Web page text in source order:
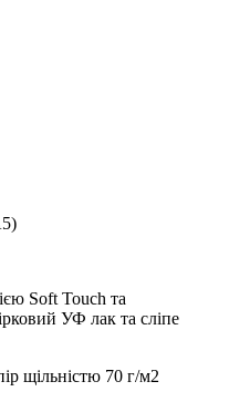
Soft Touch та
УФ лак та сліпе
щільністю 70 г/м2